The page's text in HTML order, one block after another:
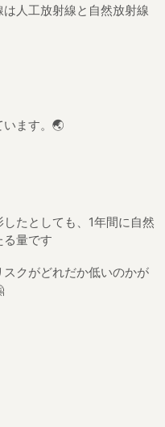
人工放射線と自然放射線
ます。🌏
たとしても、1年間に自然
る量です
クがどれだか低いのかが